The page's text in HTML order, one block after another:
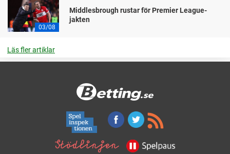
03/08
Middlesbrough rustar för Premier League-
jakten
Läs fler artiklar